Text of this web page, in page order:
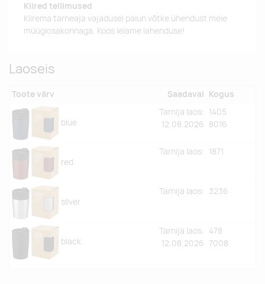
Kiired tellimused
Kiirema tarneaja vajadusel palun võtke ühendust meie
müügiosakonnaga. Koos leiame lahenduse!
Laoseis
Toote värv Saadaval Kogus
blue
Tarnija laos:
12.08.2026
1405
8016
red
Tarnija laos: 1871
silver
Tarnija laos: 3236
black
Tarnija laos:
12.08.2026
478
7008